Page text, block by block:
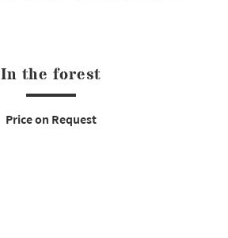
In the forest
Price on Request